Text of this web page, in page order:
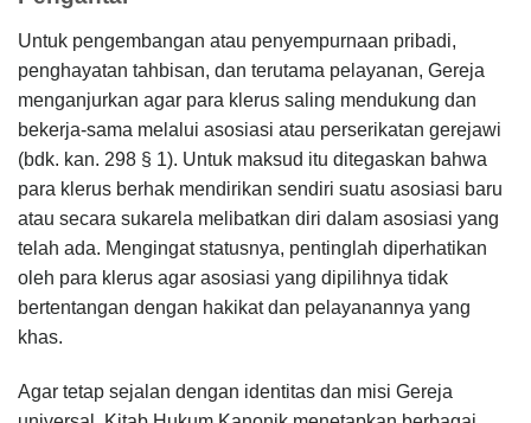
Untuk pengembangan atau penyempurnaan pribadi,
penghayatan tahbisan, dan terutama pelayanan, Gereja
menganjurkan agar para klerus saling mendukung dan
bekerja-sama melalui asosiasi atau perserikatan gerejawi
(bdk. kan. 298 § 1). Untuk maksud itu ditegaskan bahwa
para klerus berhak mendirikan sendiri suatu asosiasi baru
atau secara sukarela melibatkan diri dalam asosiasi yang
telah ada. Mengingat statusnya, pentinglah diperhatikan
oleh para klerus agar asosiasi yang dipilihnya tidak
bertentangan dengan hakikat dan pelayanannya yang
khas.
Agar tetap sejalan dengan identitas dan misi Gereja